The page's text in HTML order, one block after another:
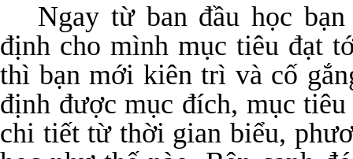
Ngay từ ban đầu học
định cho mình mục tiêu đạt
thì bạn mới kiên trì và cố
định được mục đích, mục
chi tiết từ thời gian biểu,